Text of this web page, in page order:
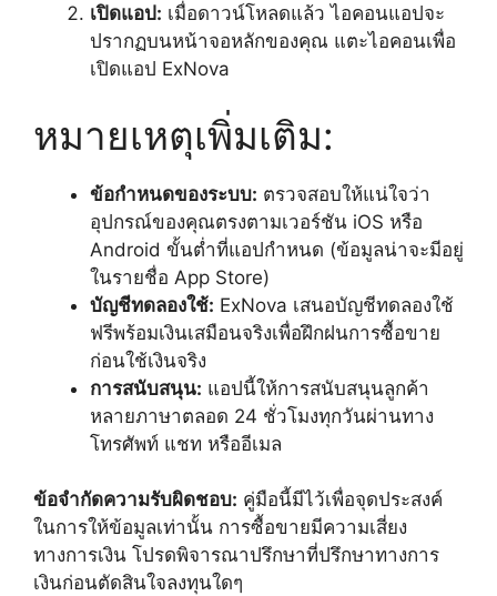
เปิดแอป: เมื่อดาวน์โหลดแล้ว ไอคอนแอปจะ
ปรากฏบนหน้าจอหลักของคุณ แตะไอคอนเพื่อ
เปิดแอป ExNova
หมายเหตุเพิ่มเติม:
ข้อกำหนดของระบบ: ตรวจสอบให้แน่ใจว่า
อุปกรณ์ของคุณตรงตามเวอร์ชัน iOS หรือ
Android ขั้นต่ำที่แอปกำหนด (ข้อมูลน่าจะมีอยู่
ในรายชื่อ App Store)
บัญชีทดลองใช้: ExNova เสนอบัญชีทดลองใช้
ฟรีพร้อมเงินเสมือนจริงเพื่อฝึกฝนการซื้อขาย
ก่อนใช้เงินจริง
การสนับสนุน: แอปนี้ให้การสนับสนุนลูกค้า
หลายภาษาตลอด 24 ชั่วโมงทุกวันผ่านทาง
โทรศัพท์ แชท หรืออีเมล
ข้อจำกัดความรับผิดชอบ: คู่มือนี้มีไว้เพื่อจุดประสงค์
ในการให้ข้อมูลเท่านั้น การซื้อขายมีความเสี่ยง
ทางการเงิน โปรดพิจารณาปรึกษาที่ปรึกษาทางการ
เงินก่อนตัดสินใจลงทุนใดๆ